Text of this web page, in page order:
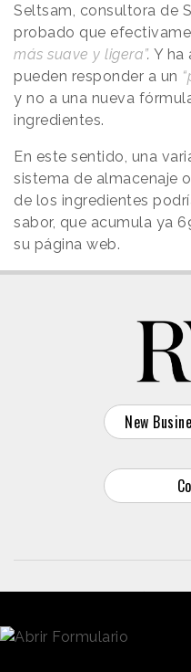
Seltsam, consultora de
probado que
más suave y ligera”. Y ha
pueden responder a un
y no a una nueva
ingredientes.
En este sentido, una
sistema de almacenaje
de los ingredientes
sabor, que acumula ya
su página web.
New
© 2026
Dirección: